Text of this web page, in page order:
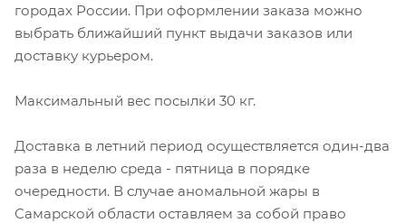
городах России. При оформлении заказа можно
выбрать ближайший пункт выдачи заказов или
доставку курьером.
Максимальный вес посылки 30 кг.
Доставка в летний период осуществляется один-два
раза в неделю среда - пятница в порядке
очередности. В случае аномальной жары в
Самарской области оставляем за собой право